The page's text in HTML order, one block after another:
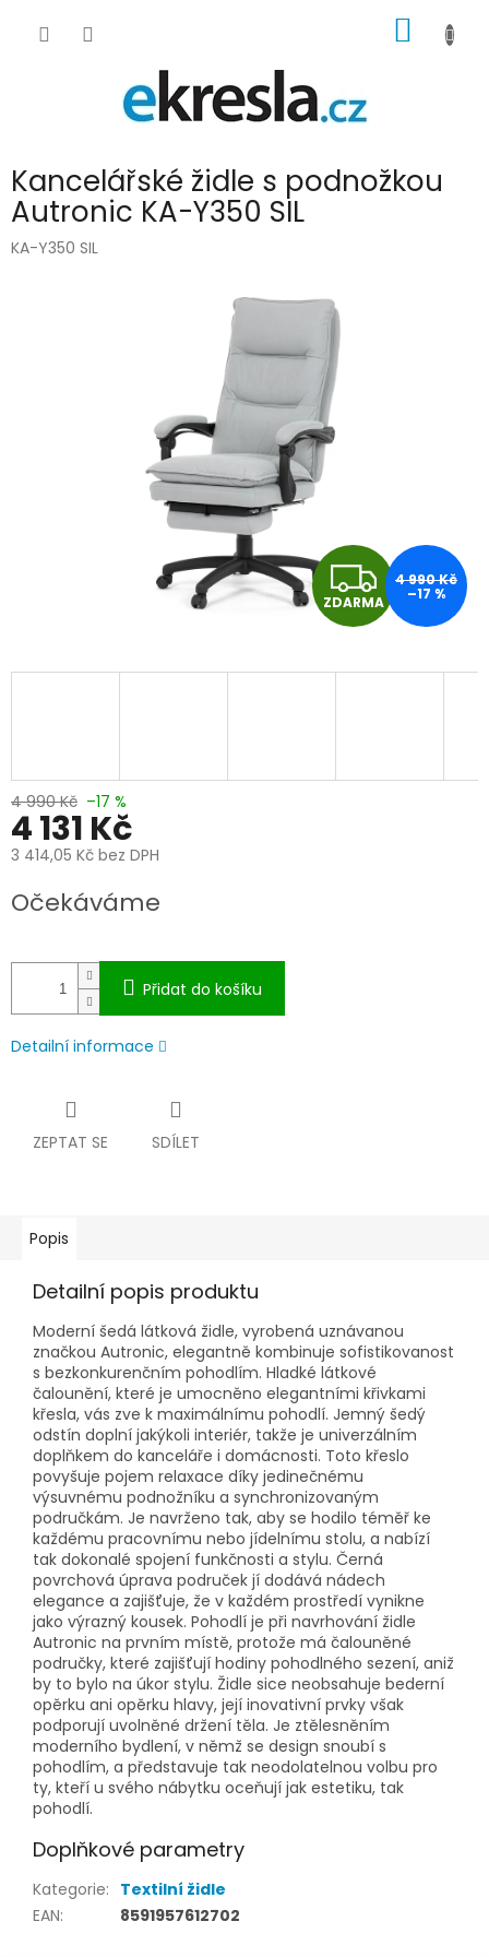
KOŠÍK
Kancelářské židle s podnožkou
Autronic KA-Y350 SIL
KA-Y350 SIL
Z
D
A
ZDARMA
4 990 Kč
–17 %
4 990 Kč –17 %
4 131 Kč
3 414,05 Kč bez DPH
cena:
Očekáváme
Přidat do košíku
Detailní informace
ZEPTAT SE SDÍLET
Popis
Detailní popis produktu
Moderní šedá látková židle, vyrobená uznávanou
značkou Autronic, elegantně kombinuje sofistikovanost
s bezkonkurenčním pohodlím. Hladké látkové
čalounění, které je umocněno elegantními křivkami
křesla, vás zve k maximálnímu pohodlí. Jemný šedý
odstín doplní jakýkoli interiér, takže je univerzálním
doplňkem do kanceláře i domácnosti. Toto křeslo
povyšuje pojem relaxace díky jedinečnému
výsuvnému podnožníku a synchronizovaným
područkám. Je navrženo tak, aby se hodilo téměř ke
každému pracovnímu nebo jídelnímu stolu, a nabízí
tak dokonalé spojení funkčnosti a stylu. Černá
povrchová úprava područek jí dodává nádech
elegance a zajišťuje, že v každém prostředí vynikne
jako výrazný kousek. Pohodlí je při navrhování židle
Autronic na prvním místě, protože má čalouněné
područky, které zajišťují hodiny pohodlného sezení, aniž
by to bylo na úkor stylu. Židle sice neobsahuje bederní
opěrku ani opěrku hlavy, její inovativní prvky však
podporují uvolněné držení těla. Je ztělesněním
moderního bydlení, v němž se design snoubí s
pohodlím, a představuje tak neodolatelnou volbu pro
ty, kteří u svého nábytku oceňují jak estetiku, tak
pohodlí.
Doplňkové parametry
Kategorie: Textilní židle
EAN: 8591957612702